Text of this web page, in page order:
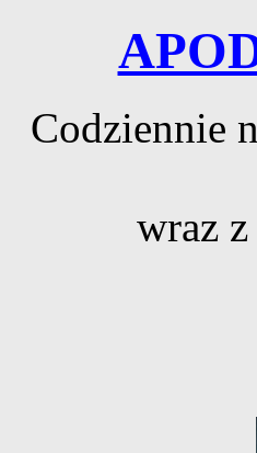
Codziennie
wraz